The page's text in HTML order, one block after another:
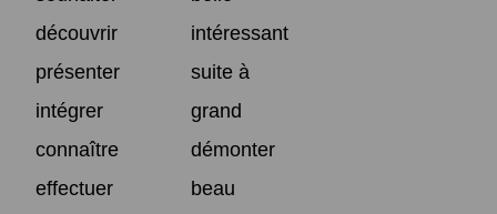
découvrir
intéressant
présenter
suite à
intégrer
grand
connaître
démonter
effectuer
beau